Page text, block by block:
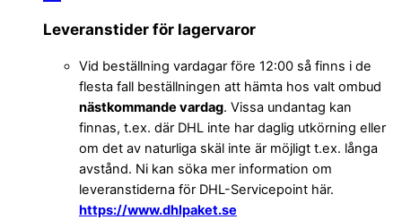
Leveranstider för lagervaror
Vid beställning vardagar före 12:00 så finns i de
flesta fall beställningen att hämta hos valt ombud
nästkommande vardag. Vissa undantag kan
finnas, t.ex. där DHL inte har daglig utkörning eller
om det av naturliga skäl inte är möjligt t.ex. långa
avstånd. Ni kan söka mer information om
leveranstiderna för DHL-Servicepoint här.
https://www.dhlpaket.se